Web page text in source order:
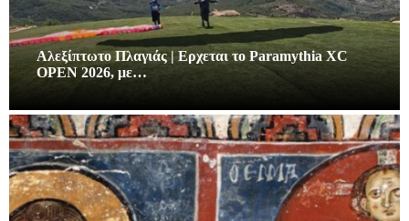
Αλεξίπτωτο Πλαγιάς | Ερχεται το Paramythia XC
OPEN 2026, με…